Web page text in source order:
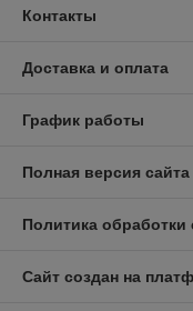
Контакты
Доставка и оплата
График работы
Полная версия сайта
Политика обработки
Сайт создан на